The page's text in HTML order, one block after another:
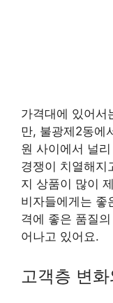
가격대에 있어서
만, 불광제2동에
원 사이에서 널
경쟁이 치열해지
지 상품이 많이
비자들에게는 좋
격에 좋은 품질
어나고 있어요.
고객층 변